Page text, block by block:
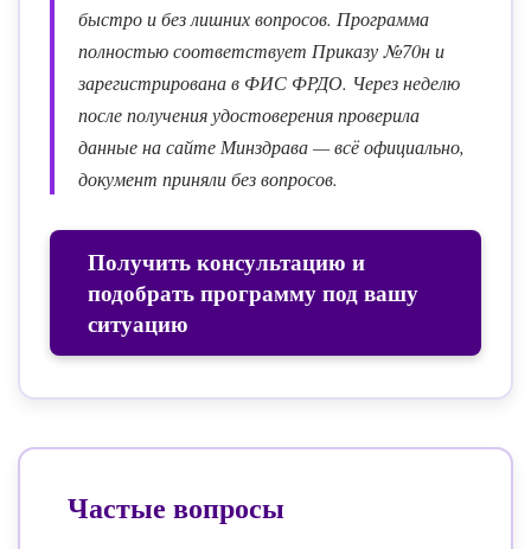
быстро и без лишних вопросов. Программа
полностью соответствует Приказу №70н и
зарегистрирована в ФИС ФРДО. Через неделю
после получения удостоверения проверила
данные на сайте Минздрава — всё официально,
документ приняли без вопросов.
Получить консультацию и
подобрать программу под вашу
ситуацию
Частые вопросы